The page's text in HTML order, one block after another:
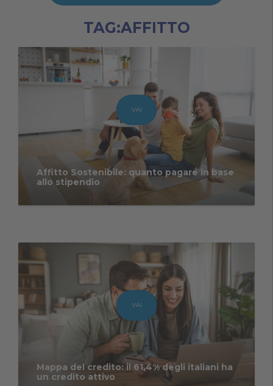
TAG:AFFITTO
Affitto Sostenibile: quanto pagare in base
allo stipendio
VAI
Mappa del credito: il 61,4% degli italiani ha
un credito attivo
VAI